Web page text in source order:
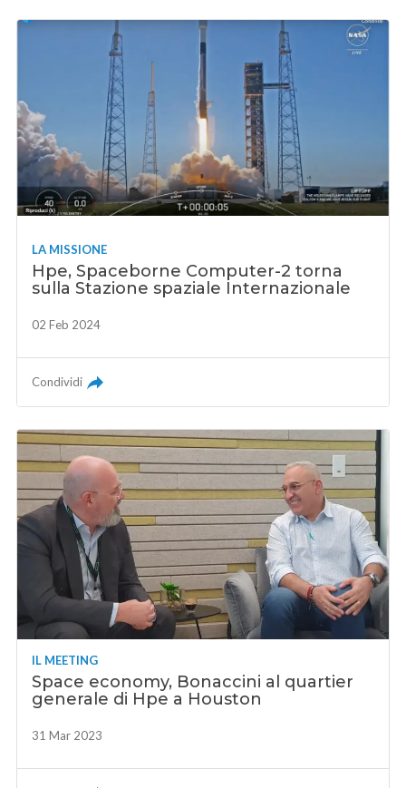
LA MISSIONE
Hpe, Spaceborne Computer-2 torna
sulla Stazione spaziale Internazionale
02 Feb 2024
Condividi
IL MEETING
Space economy, Bonaccini al quartier
generale di Hpe a Houston
31 Mar 2023